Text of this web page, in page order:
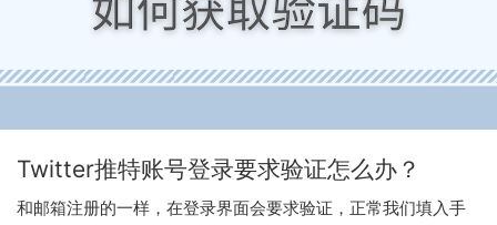
Twitter推特账号登录要求验证怎么办？
和邮箱注册的一样，在登录界面会要求验证，正常我们填入手